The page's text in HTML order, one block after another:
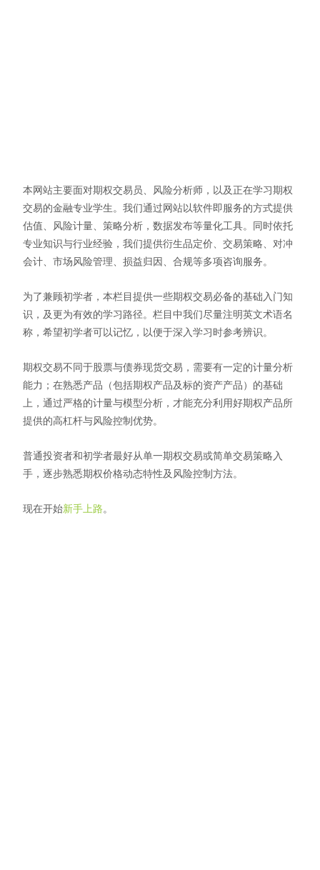
本网站主要面对期权交易员、风险分析师，以及正在学习期权
交易的金融专业学生。我们通过网站以软件即服务的方式提供
估值、风险计量、策略分析，数据发布等量化工具。同时依托
专业知识与行业经验，我们提供衍生品定价、交易策略、对冲
会计、市场风险管理、损益归因、合规等多项咨询服务。
为了兼顾初学者，本栏目提供一些期权交易必备的基础入门知
识，及更为有效的学习路径。栏目中我们尽量注明英文术语名
称，希望初学者可以记忆，以便于深入学习时参考辨识。
期权交易不同于股票与债券现货交易，需要有一定的计量分析
能力；在熟悉产品（包括期权产品及标的资产产品）的基础
上，通过严格的计量与模型分析，才能充分利用好期权产品所
提供的高杠杆与风险控制优势。
普通投资者和初学者最好从单一期权交易或简单交易策略入
手，逐步熟悉期权价格动态特性及风险控制方法。
现在开始新手上路。